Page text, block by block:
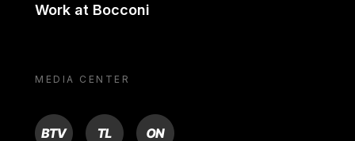
Work at Bocconi
MEDIA CENTER
BTV TL ON